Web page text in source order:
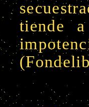
tiende